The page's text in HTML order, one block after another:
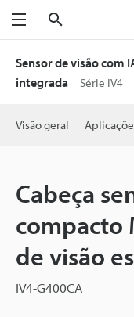
Menu
Sensor de visão com
integrada
Série IV4
Visão geral
Cabeça
compacto
de visão
IV4-G400CA